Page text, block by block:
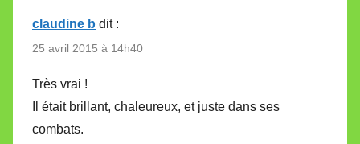
claudine b dit :
25 avril 2015 à 14h40
Très vrai !
Il était brillant, chaleureux, et juste dans ses
combats.